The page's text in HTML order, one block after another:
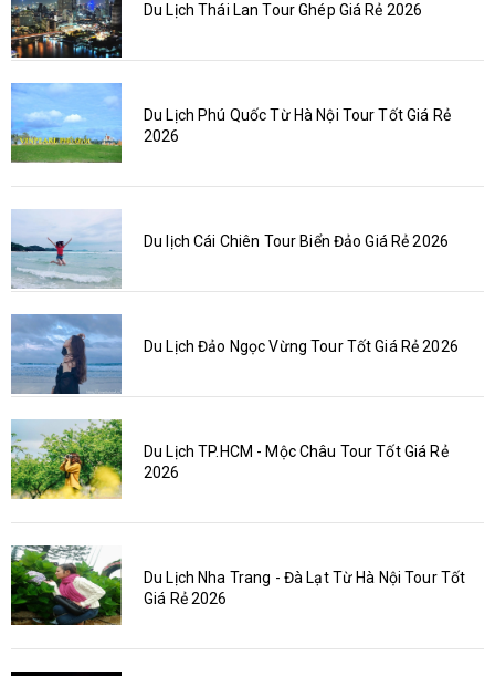
Du Lịch Thái Lan Tour Ghép Giá Rẻ 2026
Du Lịch Phú Quốc Từ Hà Nội Tour Tốt Giá Rẻ
2026
Du lịch Cái Chiên Tour Biển Đảo Giá Rẻ 2026
Du Lịch Đảo Ngọc Vừng Tour Tốt Giá Rẻ 2026
Du Lịch TP.HCM - Mộc Châu Tour Tốt Giá Rẻ
2026
Du Lịch Nha Trang - Đà Lạt Từ Hà Nội Tour Tốt
Giá Rẻ 2026